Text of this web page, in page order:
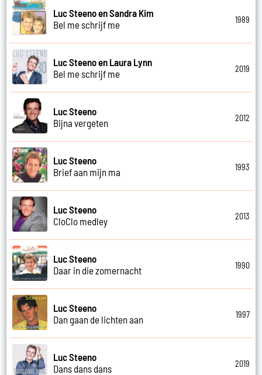
Luc Steeno en Sandra Kim
Bel me schrijf me
1989
Luc Steeno en Laura Lynn
Bel me schrijf me
2019
Luc Steeno
Bijna vergeten
2012
Luc Steeno
Brief aan mijn ma
1993
Luc Steeno
CloClo medley
2013
Luc Steeno
Daar in die zomernacht
1990
Luc Steeno
Dan gaan de lichten aan
1997
Luc Steeno
Dans dans dans
2019